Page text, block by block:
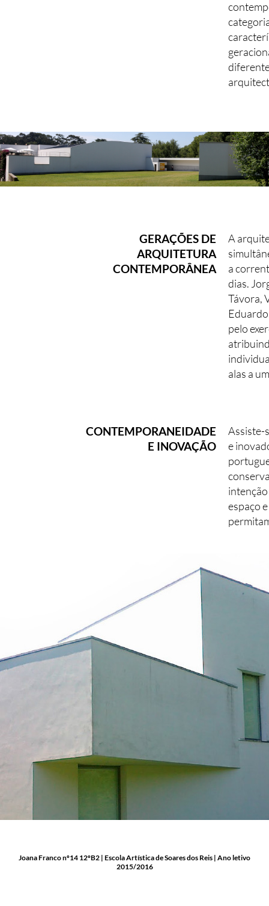
GERAÇÕES DE
ARQUITETURA
CONTEMPORÂNEA
A
a
dias.
Távora,
pelo
alas a
CONTEMPORANEIDADE
E INOVAÇÃO
Assiste-
e
espaço
Joana Franco nº14 12ºB2 | Escola Artística de Soares dos Reis | Ano letivo
2015/2016